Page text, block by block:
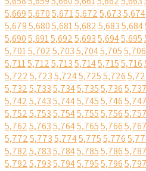
5,6695,6705,6715,6725,6735,674
5,6795,6805,6815,6825,6835,684
5,6905,6915,6925,6935,6945,695
5,7015,7025,7035,7045,7055,706
5,7115,7125,7135,7145,7155,716
5,7225,7235,7245,7255,726
5,7325,7335,7345,7355,7365,737
5,7425,7435,7445,7455,7465,747
5,7525,7535,7545,7555,7565,757
5,7625,7635,7645,7655,7665,767
5,7725,7735,7745,7755,776
5,7825,7835,7845,7855,7865,787
5,7925,7935,7945,7955,7965,797